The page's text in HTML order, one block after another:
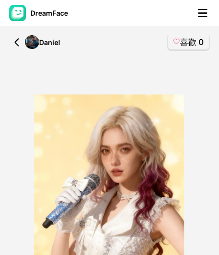
DreamFace
人工智慧工具
AI視頻
AI照片
其他工具
查看所有工具
頭像視頻
All
Daniel 喜歡 0